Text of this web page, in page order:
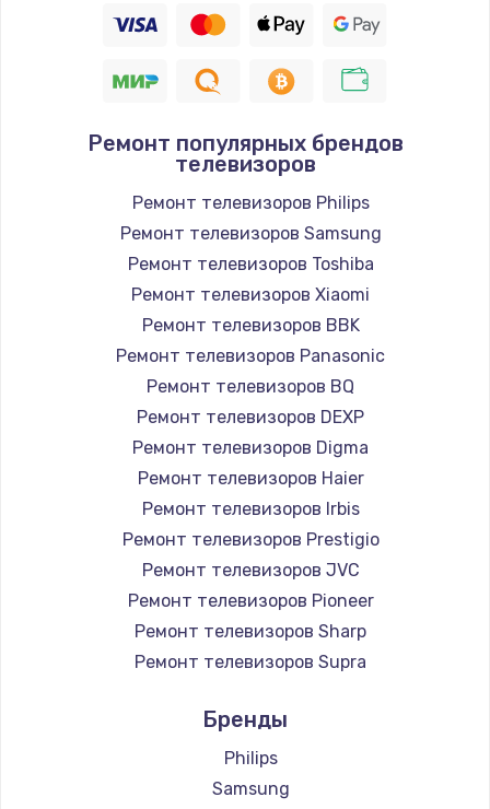
390 руб.
Замена Bluetooth/Wi-Fi модуля
800 руб.
Замена картридера
Заказать
Замена микросхемы NFC
1100 руб.
Заказать
Замена шим-контроллера
3900 руб.
Заказать
1030 руб.
Заказать
Ремонт популярных брендов
телевизоров
Ремонт телевизоров Philips
Ремонт телевизоров Samsung
Ремонт телевизоров Toshiba
Ремонт телевизоров Xiaomi
Ремонт телевизоров BBK
Ремонт телевизоров Panasonic
Ремонт телевизоров BQ
Ремонт телевизоров DEXP
Ремонт телевизоров Digma
Ремонт телевизоров Haier
Ремонт телевизоров Irbis
Ремонт телевизоров Prestigio
Ремонт телевизоров JVC
Ремонт телевизоров Pioneer
Ремонт телевизоров Sharp
Ремонт телевизоров Supra
Ремонт телевизоров Hisense
Ремонт телевизоров Daewoo
Ремонт телевизоров Centek
Бренды
Philips
Samsung